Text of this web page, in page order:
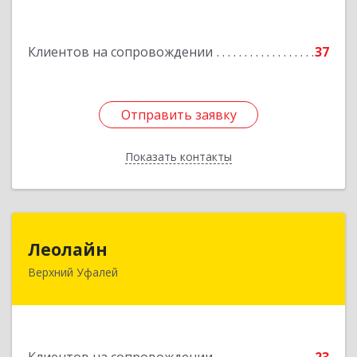
Клиентов на сопровождении 37
Отправить заявку
Показать контакты
Отправить заявку
Назад
Леолайн
Верхний Уфалей
456800, Челябинская обл, Верхний Уфалей г,